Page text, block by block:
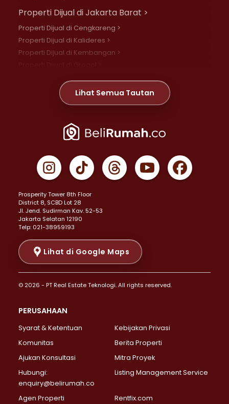
Properti Dijual di Jakarta Barat >
Properti Dijual di Cengkareng >
Properti Dijual di Kalideres >
Properti Dijual di Kembangan >
Properti Dijual di Meruya >
Properti Dijual di Jelambar >
Properti Dijual di Jakarta Pusat >
Properti Dijual di Gambir >
Properti Dijual di Johar Baru >
Properti Dijual di Menteng >
Properti Dijual di Senen >
Properti Dijual di Tanah Abang >
Properti Dijual di Cikini >
Properti Dijual di Kramat >
Properti Dijual di Pasar Baru >
Properti Dijual di Bendungan Hilir >
Properti Dijual di Jakarta Selatan >
Properti Dijual di Lebak Bulus >
Properti Dijual di Gandaria Selatan >
Properti Dijual di Pondok Labu >
Properti Dijual di Lenteng Agung >
Properti Dijual di Senayan >
Properti Dijual di Pondok Pinang >
Lihat Semua Tautan
Prosperity Tower 8th Floor
District 8, SCBD Lot 28
JI. Jend. Sudirman Kav. 52-53
Jakarta Selatan 12190
Telp: 021-38959193
Lihat di Google Maps
© 2026 - PT Real Estate Teknologi. All rights reserved.
PERUSAHAAN
Syarat & Ketentuan
Kebijakan Privasi
Komunitas
Berita Properti
Ajukan Konsultasi
Mitra Proyek
Hubungi:
enquiry@belirumah.co
Listing Management Service
Agen Properti Rentfix.com